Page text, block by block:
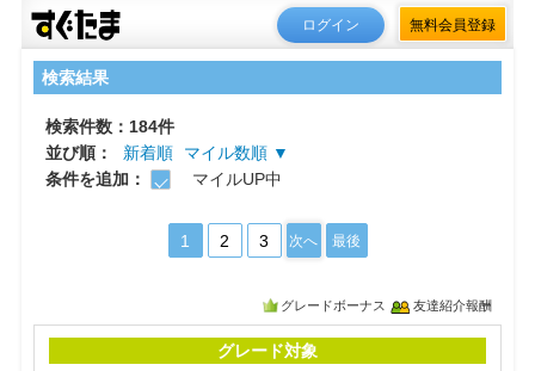
ログイン 無料会員登録
検索結果
検索件数：184件
並び順：
新着順
マイル数順 ▼
条件を追加：
マイルUP中
1 2 3 次へ 最後
グレードボーナス 友達紹介報酬
グレード対象